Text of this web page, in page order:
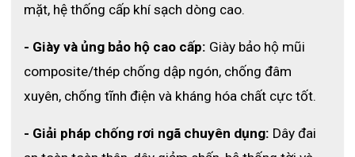
mặt, hệ thống cấp khí sạch dòng cao.
- Giày và ủng bảo hộ cao cấp: Giày bảo hộ mũi
composite/thép chống dập ngón, chống đâm
xuyên, chống tĩnh điện và kháng hóa chất cực tốt.
- Giải pháp chống rơi ngã chuyên dụng: Dây đai